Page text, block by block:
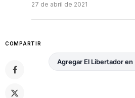
27 de abril de 2021
COMPARTIR
Agregar El Libertador en